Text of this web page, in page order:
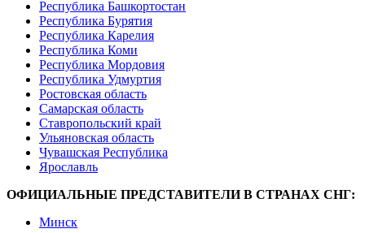
Республика Башкортостан
Республика Бурятия
Республика Карелия
Республика Коми
Республика Мордовия
Республика Удмуртия
Ростовская область
Самарская область
Ставропольский край
Ульяновская область
Чувашская Республика
Ярославль
ОФИЦИАЛЬНЫЕ ПРЕДСТАВИТЕЛИ В СТРАНАХ СНГ:
Минск